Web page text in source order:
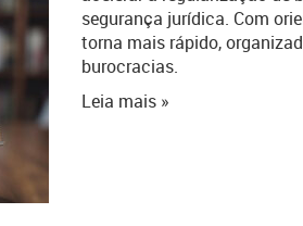
segurança jurídica. Com
torna mais rápido,
burocracias.
Leia mais »